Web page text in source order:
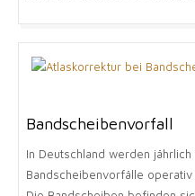
Bandscheibenvorfall
In Deutschland werden
Bandscheibenvorfälle